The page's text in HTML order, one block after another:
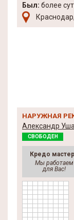
Был: более
НАРУЖНАЯ
Александр
СВОБОДЕН
Кредо
Мы работаем
для Вас!